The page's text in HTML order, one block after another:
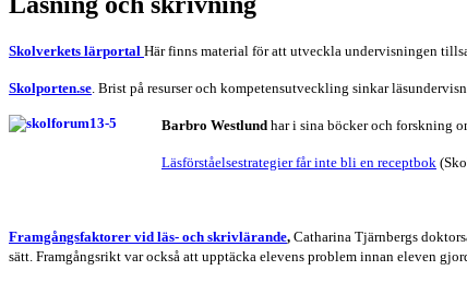
Skolverkets lärportal Här finns material för att utveckla undervisningen
Skolporten.se. Brist på resurser och kompetensutveckling sinkar
Barbro Westlund har i sina böcker och forskning
Läsförståelsestrategier får inte bli en receptbok
Framgångsfaktorer vid läs- och skrivlärande, Catharina Tjärnbergs
sätt. Framgångsrikt var också att upptäcka elevens problem innan eleven